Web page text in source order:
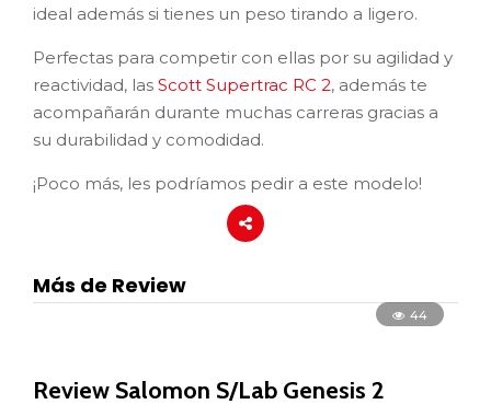
ideal además si tienes un peso tirando a ligero.
Perfectas para competir con ellas por su agilidad y
reactividad, las Scott Supertrac RC 2, además te
acompañarán durante muchas carreras gracias a
su durabilidad y comodidad.
¡Poco más, les podríamos pedir a este modelo!
Más de Review
44
Review Salomon S/Lab Genesis 2